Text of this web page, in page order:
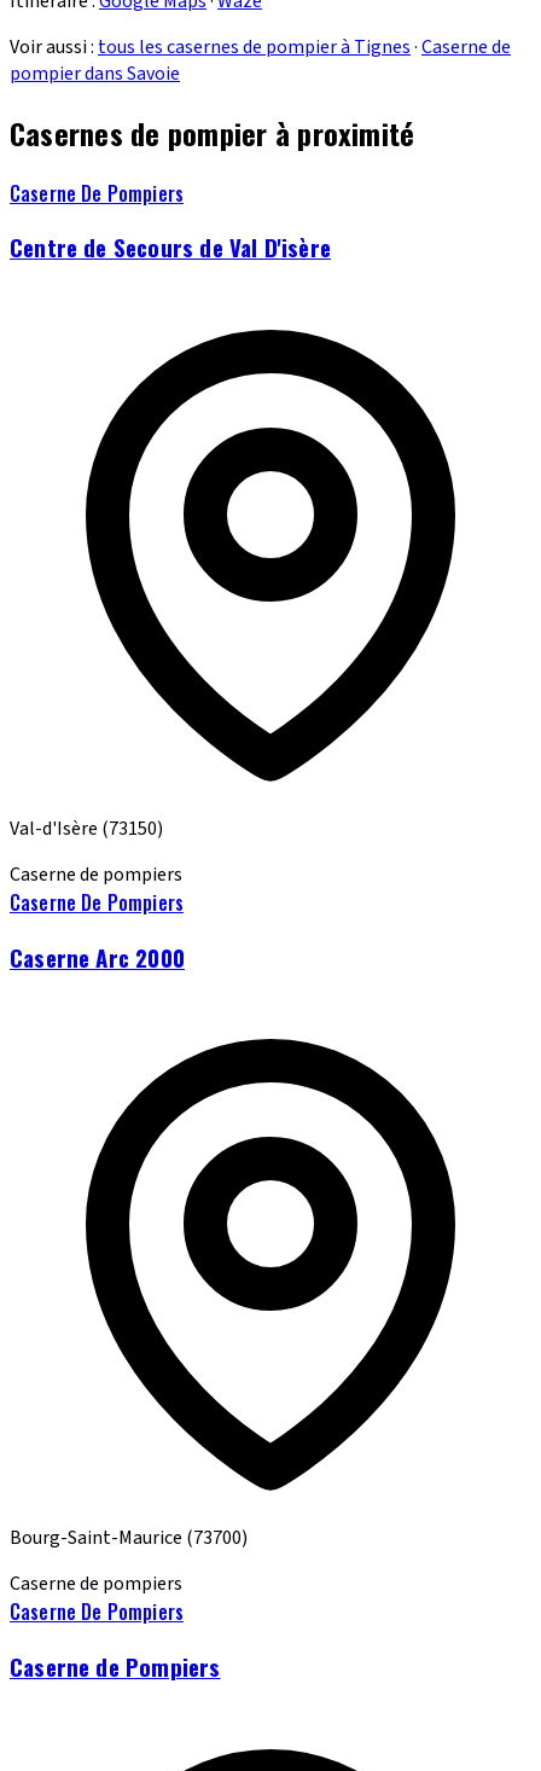
Voir aussi : tous les casernes de pompier à Tignes·Caserne de
pompier dans Savoie
Casernes de pompier à proximité
Caserne De Pompiers
Centre de Secours de Val D'isère
Val-d'Isère (73150)
Caserne de pompiers
Caserne De Pompiers
Caserne Arc 2000
Bourg-Saint-Maurice (73700)
Caserne de pompiers
Caserne De Pompiers
Caserne de Pompiers